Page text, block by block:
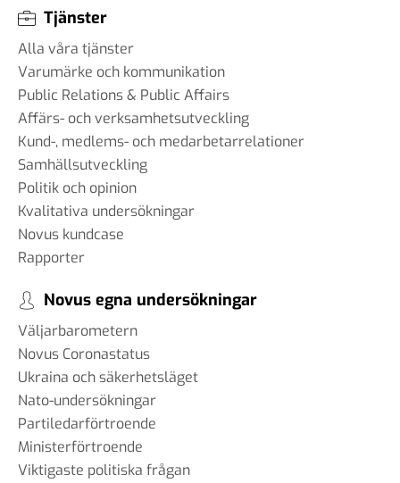
Tjänster
Alla våra tjänster
Varumärke och kommunikation
Public Relations & Public Affairs
Affärs- och verksamhetsutveckling
Kund-, medlems- och medarbetarrelationer
Samhällsutveckling
Politik och opinion
Kvalitativa undersökningar
Novus kundcase
Rapporter
Novus egna undersökningar
Väljarbarometern
Novus Coronastatus
Ukraina och säkerhetsläget
Nato-undersökningar
Partiledarförtroende
Ministerförtroende
Viktigaste politiska frågan